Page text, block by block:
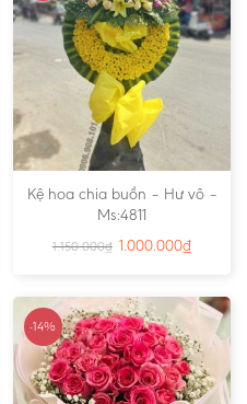
Kệ hoa chia buồn – Hư vô –
Ms:4811
1.150.000₫ 1.000.000₫
-14%